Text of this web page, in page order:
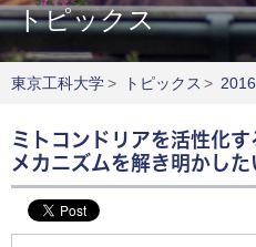
トピックス
東京工科大学> トピックス >
ミトコンドリアを活性化
メカニズムを解き明かした